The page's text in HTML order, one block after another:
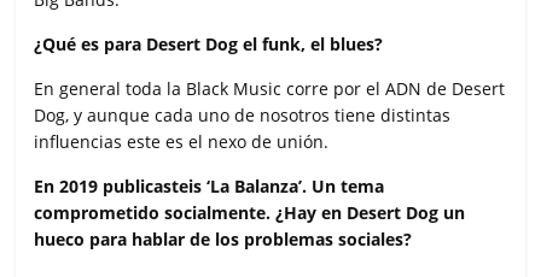
¿Qué es para Desert Dog el funk, el blues?
En general toda la Black Music corre por el ADN de Desert
Dog, y aunque cada uno de nosotros tiene distintas
influencias este es el nexo de unión.
En 2019 publicasteis ‘La Balanza’. Un tema
comprometido socialmente. ¿Hay en Desert Dog un
hueco para hablar de los problemas sociales?